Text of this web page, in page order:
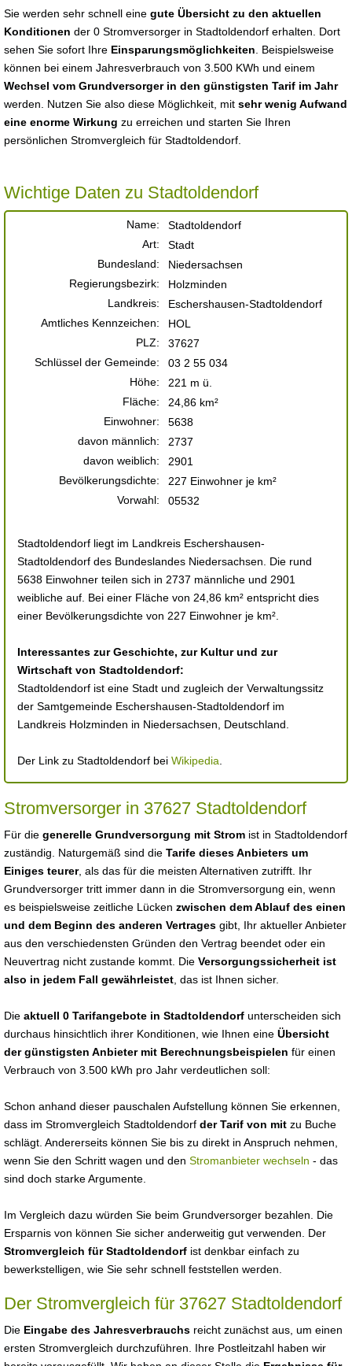
Sie werden sehr schnell eine gute Übersicht zu den aktuellen
Konditionen der 0 Stromversorger in Stadtoldendorf erhalten. Dort
sehen Sie sofort Ihre Einsparungsmöglichkeiten . Beispielsweise
können bei einem Jahresverbrauch von 3.500 KWh und einem
Wechsel vom Grundversorger in den günstigsten Tarif im Jahr
werden. Nutzen Sie also diese Möglichkeit, mit sehr wenig Aufwand
eine enorme Wirkung zu erreichen und starten Sie Ihren
persönlichen Stromvergleich für Stadtoldendorf.
Wichtige Daten zu Stadtoldendorf
Name:
Stadtoldendorf
Art:
Stadt
Bundesland:
Niedersachsen
Regierungsbezirk:
Holzminden
Landkreis:
Eschershausen-Stadtoldendorf
Amtliches Kennzeichen:
HOL
PLZ:
37627
Schlüssel der Gemeinde:
03 2 55 034
Höhe:
221 m ü.
Fläche:
24,86 km²
Einwohner:
5638
davon männlich:
2737
davon weiblich:
2901
Bevölkerungsdichte:
227 Einwohner je km²
Vorwahl:
05532
Stadtoldendorf liegt im Landkreis Eschershausen-
Stadtoldendorf des Bundeslandes Niedersachsen. Die rund
5638 Einwohner teilen sich in 2737 männliche und 2901
weibliche auf. Bei einer Fläche von 24,86 km² entspricht dies
einer Bevölkerungsdichte von 227 Einwohner je km².
Interessantes zur Geschichte, zur Kultur und zur
Wirtschaft von Stadtoldendorf:
Stadtoldendorf ist eine Stadt und zugleich der Verwaltungssitz
der Samtgemeinde Eschershausen-Stadtoldendorf im
Landkreis Holzminden in Niedersachsen, Deutschland.
Der Link zu Stadtoldendorf bei Wikipedia
Stromversorger in 37627 Stadtoldendorf
Für die generelle Grundversorgung mit Strom ist in Stadtoldendorf
zuständig. Naturgemäß sind die Tarife dieses Anbieters um
Einiges teurer, als das für die meisten Alternativen zutrifft. Ihr
Grundversorger tritt immer dann in die Stromversorgung ein, wenn
es beispielsweise zeitliche Lücken zwischen dem Ablauf des einen
und dem Beginn des anderen Vertrages gibt, Ihr aktueller Anbieter
aus den verschiedensten Gründen den Vertrag beendet oder ein
Neuvertrag nicht zustande kommt. Die Versorgungssicherheit ist
also in jedem Fall gewährleistet , das ist Ihnen sicher.
Die aktuell 0 Tarifangebote in Stadtoldendorf unterscheiden sich
durchaus hinsichtlich ihrer Konditionen, wie Ihnen eine Übersicht
der günstigsten Anbieter mit Berechnungsbeispielen für einen
Verbrauch von 3.500 kWh pro Jahr verdeutlichen soll:
Schon anhand dieser pauschalen Aufstellung können Sie erkennen,
dass im Stromvergleich Stadtoldendorf der Tarif von mit zu Buche
schlägt. Andererseits können Sie bis zu direkt in Anspruch nehmen,
wenn Sie den Schritt wagen und den Stromanbieter wechseln - das
sind doch starke Argumente.
Im Vergleich dazu würden Sie beim Grundversorger bezahlen. Die
Ersparnis von können Sie sicher anderweitig gut verwenden. Der
Stromvergleich für Stadtoldendorf ist denkbar einfach zu
bewerkstelligen, wie Sie sehr schnell feststellen werden.
Der Stromvergleich für 37627 Stadtoldendorf
Die Eingabe des Jahresverbrauchs reicht zunächst aus, um einen
ersten Stromvergleich durchzuführen. Ihre Postleitzahl haben wir